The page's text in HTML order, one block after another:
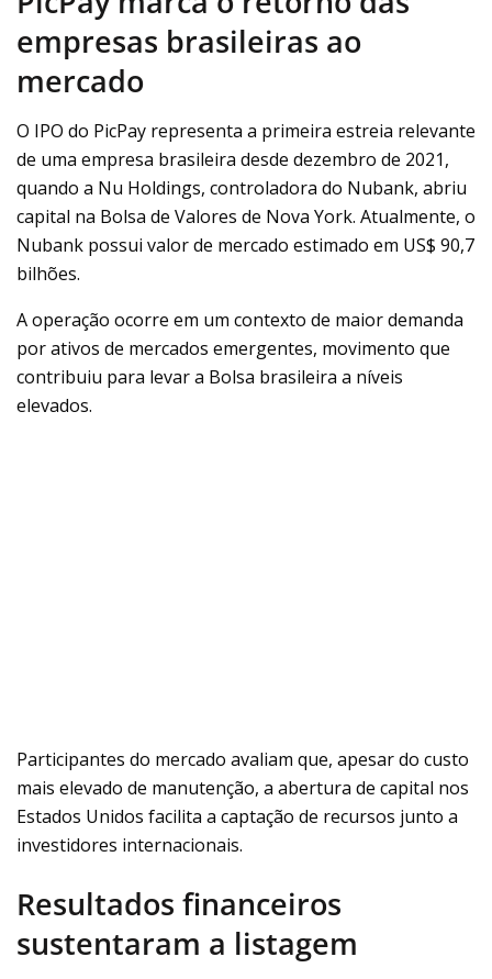
empresas brasileiras ao
mercado
O IPO do PicPay representa a primeira estreia relevante
de uma empresa brasileira desde dezembro de 2021,
quando a Nu Holdings, controladora do Nubank, abriu
capital na Bolsa de Valores de Nova York. Atualmente, o
Nubank possui valor de mercado estimado em US$ 90,7
bilhões.
A operação ocorre em um contexto de maior demanda
por ativos de mercados emergentes, movimento que
contribuiu para levar a Bolsa brasileira a níveis
elevados.
Participantes do mercado avaliam que, apesar do custo
mais elevado de manutenção, a abertura de capital nos
Estados Unidos facilita a captação de recursos junto a
investidores internacionais.
Resultados financeiros
sustentaram a listagem